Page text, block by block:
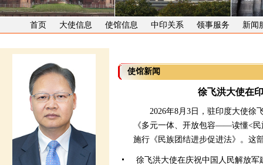
首页 大使信息 使馆信息 中印关系 领事服务 新闻
使馆新闻
徐飞洪大使在
2026年8月3日，驻印度大使徐飞
《多元一体、开放包容——读懂<
施行《民族团结进步促进法》。这
徐飞洪大使在庆祝中国人民解放军